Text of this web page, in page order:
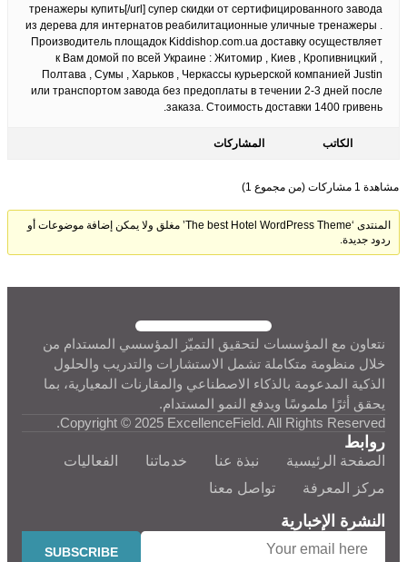
тренажеры купить[/url] супер скидки от сертифицированного завода
из дерева для интернатов реабилитационные уличные тренажеры .
Производитель площадок Kiddishop.com.ua доставку осуществляет
к Вам домой по всей Украине : Житомир , Киев , Кропивницкий ,
Полтава , Сумы , Харьков , Черкассы курьерской компанией Justin
или транспортом завода без предоплаты в течении 2-3 дней после
заказа. Стоимость доставки 1400 гривень.
الكاتب المشاركات
مشاهدة 1 مشاركات (من مجموع 1)
المنتدى ‘The best Hotel WordPress Theme’ مغلق ولا يمكن إضافة موضوعات أو
ردود جديدة.
نتعاون مع المؤسسات لتحقيق التميّز المؤسسي المستدام من
خلال منظومة متكاملة تشمل الاستشارات والتدريب والحلول
الذكية المدعومة بالذكاء الاصطناعي والمقارنات المعيارية، بما
يحقق أثرًا ملموسًا ويدفع النمو المستدام.
Copyright © 2025 ExcellenceField. All Rights Reserved.
روابط
الصفحة الرئيسية نبذة عنا خدماتنا
الفعاليات
مركز المعرفة
تواصل معنا
النشرة الإخبارية